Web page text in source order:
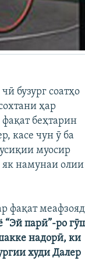
бузург соатҳо
ҳар
беҳтарин
касе чун ӯ ба
муосир
як намунаи олии
фақат
“Эй парӣ”-ро
надорӣ, ки
худи Далер